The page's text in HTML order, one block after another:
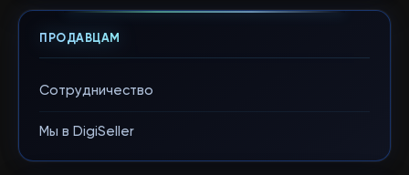
ПРОДАВЦАМ
Сотрудничество
Мы в DigiSeller